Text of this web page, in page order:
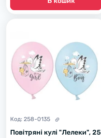
Код: 258-0135
Повітряні кулі "Лелеки", 25